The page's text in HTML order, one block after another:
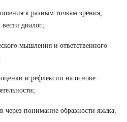
к разным точкам зрения,
диалог;
мышления и ответственного
и рефлексии на основе
через понимание образности языка,